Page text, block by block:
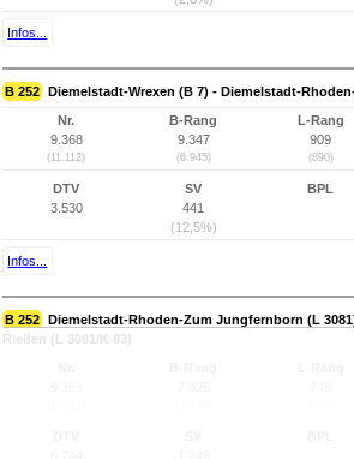
Infos...
B 252 Diemelstadt-Wrexen (B 7) - Diemelstadt-
Nr.
9.368
(11.112)
B-Rang
9.347
(6.945)
L-Rang
909
(890)
DTV
3.530
SV
441
(12,5%)
BPL
Infos...
B 252 Diemelstadt-Rhoden-Zum Jungfernborn (L
Rießen (L 3081/K 83)